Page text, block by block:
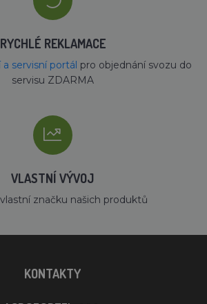
RYCHLÉ REKLAMACE
servisní portál pro objednání svozu do
servisu ZDARMA
VLASTNÍ VÝVOJ
značku našich produktů
KONTAKTY